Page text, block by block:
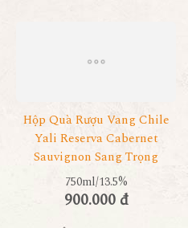
Hộp Quà Rượu Vang Chile
Yali Reserva Cabernet
Sauvignon Sang Trọng
750ml/13.5%
900.000 đ